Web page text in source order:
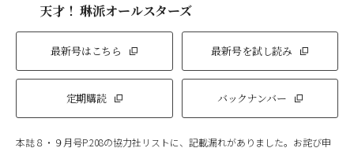
天才！ 琳派オールスターズ
最新号はこちら 最新号を試し読み
定期購読 バックナンバー
本誌８・９月号P.208の協力社リストに、記載漏れがありました。お詫び申